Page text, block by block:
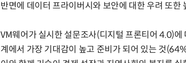
반면에 데이터 프라이버시와 보안에 대한 우려 또한
VM웨어가 실시한 설문조사(디지털 프론티어 4.0)에
계에서 가장 기대감이 높고 준비가 되어 있는 것